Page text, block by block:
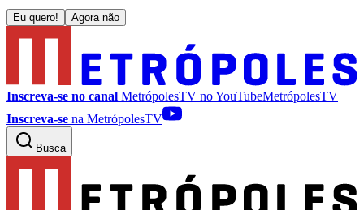
Eu quero! Agora não
Inscreva-se no canal MetrópolesTV noYouTubeMetrópolesTV
Inscreva-se na MetrópolesTV
Busca